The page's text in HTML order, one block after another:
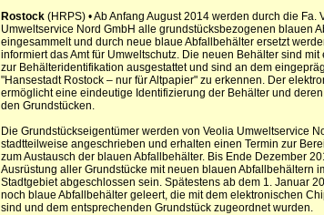
Rostock (HRPS) • Ab Anfang August 2014 werden durch die Fa.
Umweltservice Nord GmbH alle grundstücksbezogenen blauen
eingesammelt und durch neue blaue Abfallbehälter ersetzt
informiert das Amt für Umweltschutz. Die neuen Behälter sind mit
zur Behälteridentifikation ausgestattet und sind an dem
"Hansestadt Rostock – nur für Altpapier" zu erkennen. Der
ermöglicht eine eindeutige Identifizierung der Behälter und
den Grundstücken.
Die Grundstückseigentümer werden von Veolia Umweltservice
stadtteilweise angeschrieben und erhalten einen Termin zur
zum Austausch der blauen Abfallbehälter. Bis Ende Dezember
Ausrüstung aller Grundstücke mit neuen blauen Abfallbehältern
Stadtgebiet abgeschlossen sein. Spätestens ab dem 1. Januar
noch blaue Abfallbehälter geleert, die mit dem elektronischen
sind und dem entsprechenden Grundstück zugeordnet wurden.